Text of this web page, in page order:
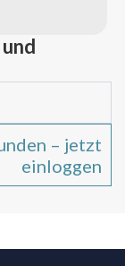
– jetzt
einloggen